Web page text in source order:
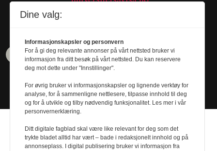
Dine valg:
Informasjonskapsler og personvern
For å gi deg relevante annonser på vårt nettsted bruker vi
informasjon fra ditt besøk på vårt nettsted. Du kan reservere
deg mot dette under "Innstillinger".
For øvrig bruker vi informasjonskapsler og lignende verktøy for
analyse, for å sammenligne nettlesere, tilpasse innhold til deg
og for å utvikle og tilby nødvendig funksjonalitet. Les mer i vår
personvernerklæring.
Ditt digitale fagblad skal være like relevant for deg som det
trykte bladet alltid har vært – bade i redaksjonelt innhold og på
annonseplass. I digital publisering bruker vi informasjon fra